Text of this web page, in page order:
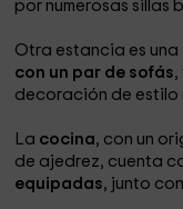
por numerosas sillas
Otra estancia es una
con un par de sofás,
decoración de estilo
La cocina, con un
de ajedrez, cuenta
equipadas, junto